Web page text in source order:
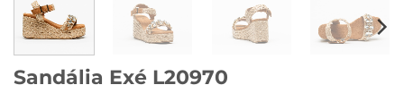
Sandália Exé L20970